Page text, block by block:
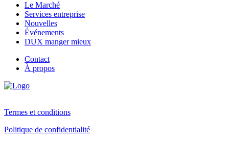
Le Marché
Services entreprise
Nouvelles
Événements
DUX manger mieux
Contact
À propos
Termes et conditions
Politique de confidentialité